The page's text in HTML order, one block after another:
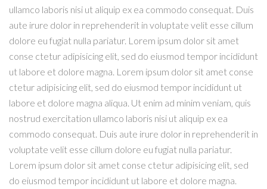
ullamco laboris nisi ut aliquip ex ea commodo consequat. Duis
aute irure dolor in reprehenderit in voluptate velit esse cillum
dolore eu fugiat nulla pariatur. Lorem ipsum dolor sit amet
conse ctetur adipisicing elit, sed do eiusmod tempor incididunt
ut labore et dolore magna. Lorem ipsum dolor sit amet conse
ctetur adipisicing elit, sed do eiusmod tempor incididunt ut
labore et dolore magna aliqua. Ut enim ad minim veniam, quis
nostrud exercitation ullamco laboris nisi ut aliquip ex ea
commodo consequat. Duis aute irure dolor in reprehenderit in
voluptate velit esse cillum dolore eu fugiat nulla pariatur.
Lorem ipsum dolor sit amet conse ctetur adipisicing elit, sed
do eiusmod tempor incididunt ut labore et dolore magna.